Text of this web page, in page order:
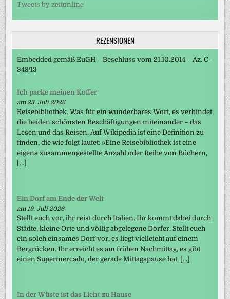
Tweets by zeitonline
REZENSIONEN
Embedded gemäß EuGH – Beschluss vom 21.10.2014 – Az. C-
348/13
Ich packe meinen Koffer
am 23. Juli 2026
Reisebibliothek. Was für ein wunderbares Wort, es verbindet
die beiden schönsten Beschäftigungen miteinander – das
Lesen und das Reisen. Auf Wikipedia ist eine Definition zu
finden, die wie folgt lautet: »Eine Reisebibliothek ist eine
eigens zusammengestellte Anzahl oder Reihe von Büchern,
[…]
Ein Dorf am Ende der Welt
am 19. Juli 2026
Stellt euch vor, ihr reist durch Italien. Ihr kommt dabei durch
Städte, kleine Orte und völlig abgelegene Dörfer. Stellt euch
ein solch einsames Dorf vor, es liegt vielleicht auf einem
Bergrücken. Ihr erreicht es am frühen Nachmittag, es gibt
einen Supermercado, der gerade Mittagspause hat, […]
In der Wüste ist das Licht zu Hause